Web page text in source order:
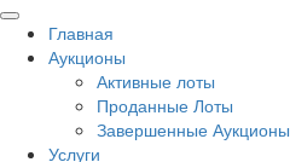
Главная
Аукционы
Активные лоты
Проданные Лоты
Завершенные Аукционы
Услуги